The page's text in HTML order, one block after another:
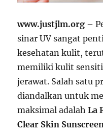
www.justjlm.org –
sinar UV sangat
kesehatan kulit,
memiliki kulit
jerawat. Salah satu
diandalkan untuk
maksimal adalahLa
Clear Skin